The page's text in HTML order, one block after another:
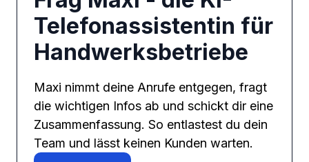
Telefonassistentin für
Handwerksbetriebe
Maxi nimmt deine Anrufe entgegen, fragt
die wichtigen Infos ab und schickt dir eine
Zusammenfassung. So entlastest du dein
Team und lässt keinen Kunden warten.